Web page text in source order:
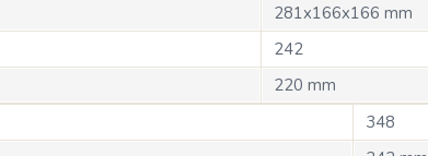
281x166x166 mm
242
220 mm
348